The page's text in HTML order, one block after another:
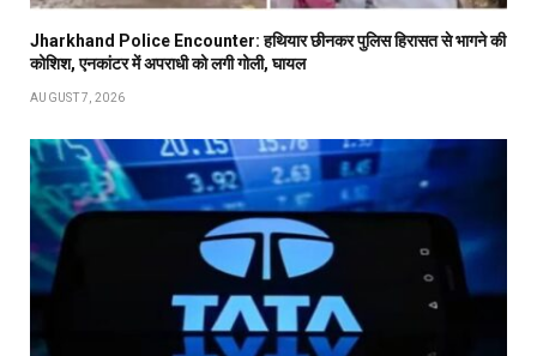
Jharkhand Police Encounter: हथियार छीनकर पुलिस हिरासत से भागने की
कोशिश, एनकांटर में अपराधी को लगी गोली, घायल
AUGUST 7, 2026